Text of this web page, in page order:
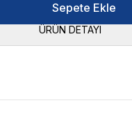
Sepete Ekle
ÜRÜN DETAYI